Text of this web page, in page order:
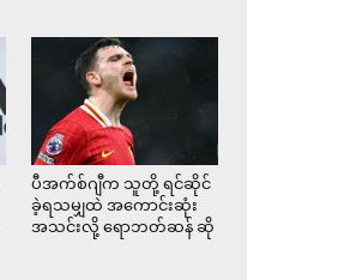
ပီအက်စ်ဂျီက သူတို့ ရင်ဆိုင်
ခဲ့ရသမျှထဲ အကောင်းဆုံး
အသင်းလို့ ရောဘတ်ဆန် ဆို